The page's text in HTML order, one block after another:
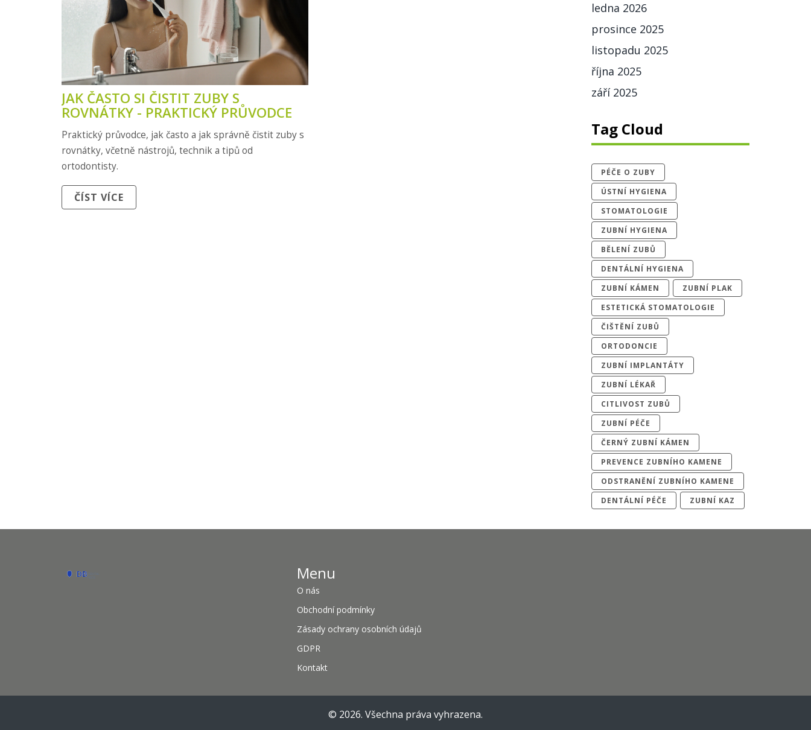
JAK ČASTO SI ČISTIT ZUBY S
ROVNÁTKY - PRAKTICKÝ PRŮVODCE
Praktický průvodce, jak často a jak správně čistit zuby s
rovnátky, včetně nástrojů, technik a tipů od
ortodontisty.
ČÍST VÍCE
ledna 2026
prosince 2025
listopadu 2025
října 2025
září 2025
Tag Cloud
PÉČE O ZUBY
ÚSTNÍ HYGIENA
STOMATOLOGIE
ZUBNÍ HYGIENA
BĚLENÍ ZUBŮ
DENTÁLNÍ HYGIENA
ZUBNÍ KÁMEN
ZUBNÍ PLAK
ESTETICKÁ STOMATOLOGIE
ČIŠTĚNÍ ZUBŮ
ORTODONCIE
ZUBNÍ IMPLANTÁTY
ZUBNÍ LÉKAŘ
CITLIVOST ZUBŮ
ZUBNÍ PÉČE
ČERNÝ ZUBNÍ KÁMEN
PREVENCE ZUBNÍHO KAMENE
ODSTRANĚNÍ ZUBNÍHO KAMENE
DENTÁLNÍ PÉČE
ZUBNÍ KAZ
Menu
O nás
Obchodní podmínky
Zásady ochrany osobních údajů
GDPR
Kontakt
© 2026. Všechna práva vyhrazena.